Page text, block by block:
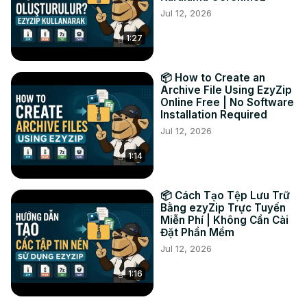
le fichier ZIP" pour le stocker sur votre disque local.
#convert #xls #zip
TWITTER :
https://twitter.com/ezyZip
FACEBOOK : https://www.facebook.com/ezyzip/
1:27
Jul 12, 2026
1:14
📦 How to Create an
Archive File Using EzyZip
Online Free | No Software
Installation Required
Jul 12, 2026
1:16
📦 Cách Tạo Tệp Lưu Trữ
Bằng ezyZip Trực Tuyến
Miễn Phí | Không Cần Cài
Đặt Phần Mềm
Jul 12, 2026